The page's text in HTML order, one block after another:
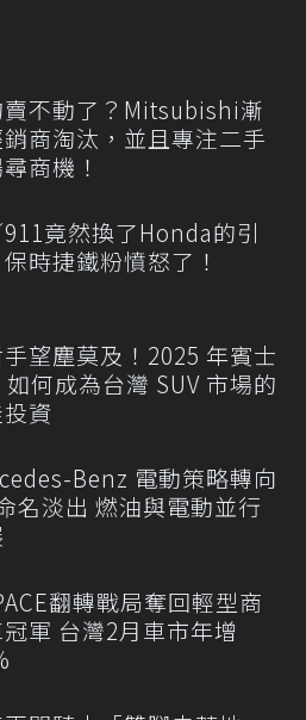
賣不動了？Mitsubishi漸
商淘汰，並且專注二手
商機！
竟然換了Honda的引
時捷鐵粉憤怒了！
望塵莫及！2025 年賓士
如何成為台灣 SUV 市場的
資
Benz 電動策略轉向
名淡出 燃油與電動並行
翻轉戰局奪回輕型商
軍 台灣2月車市年增